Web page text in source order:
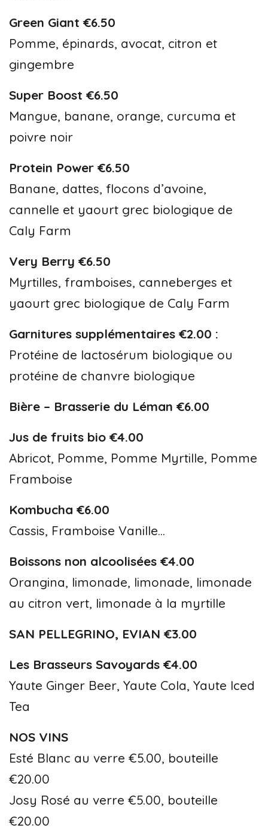
Green Giant €6.50
Pomme, épinards, avocat, citron et
gingembre
Super Boost €6.50
Mangue, banane, orange, curcuma et
poivre noir
Protein Power €6.50
Banane, dattes, flocons d’avoine,
cannelle et yaourt grec biologique de
Caly Farm
Very Berry €6.50
Myrtilles, framboises, canneberges et
yaourt grec biologique de Caly Farm
Garnitures supplémentaires €2.00 :
Protéine de lactosérum biologique ou
protéine de chanvre biologique
Bière – Brasserie du Léman €6.00
Jus de fruits bio €4.00
Abricot, Pomme, Pomme Myrtille, Pomme
Framboise
Kombucha €6.00
Cassis, Framboise Vanille…
Boissons non alcoolisées €4.00
Orangina, limonade, limonade, limonade
au citron vert, limonade à la myrtille
SAN PELLEGRINO, EVIAN €3.00
Les Brasseurs Savoyards €4.00
Yaute Ginger Beer, Yaute Cola, Yaute Iced
Tea
NOS VINS
Esté Blanc au verre €5.00, bouteille
€20.00
Josy Rosé au verre €5.00, bouteille
€20.00